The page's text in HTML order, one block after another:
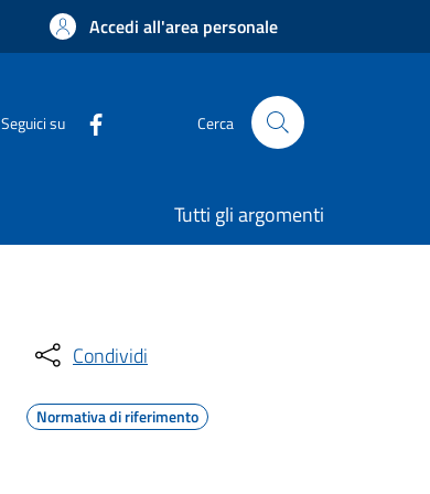
Accedi all'area personale
Seguici su Cerca
Tutti gli argomenti
Condividi
Normativa di riferimento